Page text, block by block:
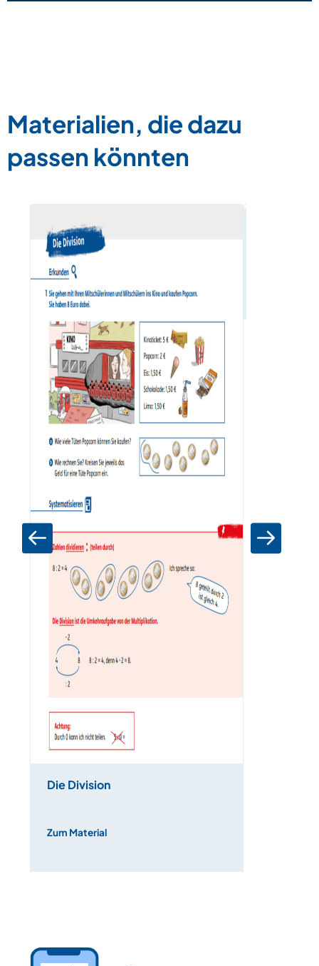
Materialien, die dazu
passen könnten
Die Division
Zum Material